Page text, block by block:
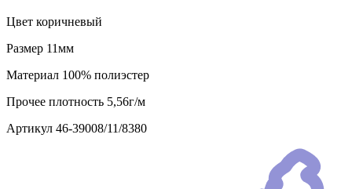
Цвет коричневый
Размер 11мм
Материал 100% полиэстер
Прочее плотность 5,56г/м
Артикул 46-39008/11/8380